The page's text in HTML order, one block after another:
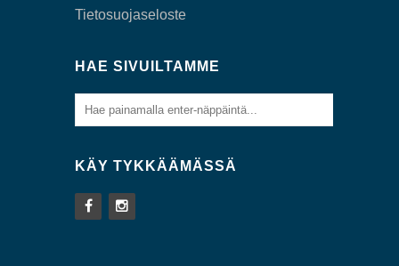
Tietosuojaseloste
HAE SIVUILTAMME
KÄY TYKKÄÄMÄSSÄ